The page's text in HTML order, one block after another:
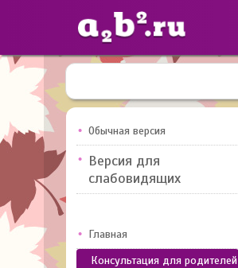
Сайты
педагогов
Добавлено — 10947
Обычная версия
Версия для
слабовидящих
Главная
Консультация для родителей